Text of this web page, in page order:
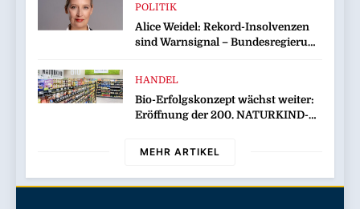
POLITIK
Alice Weidel: Rekord-Insolvenzen
sind Warnsignal – Bundesregierung
HANDEL
Bio-Erfolgskonzept wächst weiter:
Eröffnung der 200. NATURKIND-
MEHR ARTIKEL